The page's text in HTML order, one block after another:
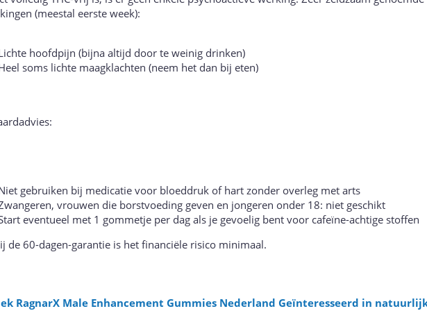
(meestal eerste week):
hoofdpijn (bijna altijd door te weinig drinken)
soms lichte maagklachten (neem het dan bij eten)
gebruiken bij medicatie voor bloeddruk of hart zonder overleg met arts
vrouwen die borstvoeding geven en jongeren onder 18: niet geschikt
eventueel met 1 gommetje per dag als je gevoelig bent voor cafeïne-achtige stoffen
de 60-dagen-garantie is het financiële risico minimaal.
RagnarX Male Enhancement Gummies Nederland Geïnteresseerd in